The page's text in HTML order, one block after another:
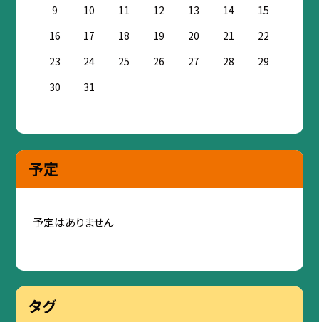
9
10 11 12 13 14
15
16
17 18 19 20 21
22
23
24 25 26 27 28
29
30
31
予定
予定はありません
タグ